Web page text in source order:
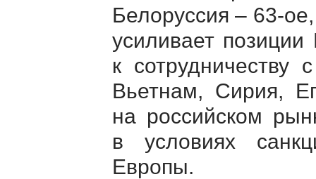
Белоруссия – 63-ое
усиливает
к сотрудничеству
Вьетнам, Сирия,
на российском
в условиях
Европы.